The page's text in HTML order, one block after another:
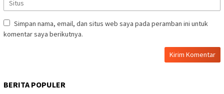
Simpan nama, email, dan situs web saya pada peramban ini untuk
komentar saya berikutnya.
BERITA POPULER